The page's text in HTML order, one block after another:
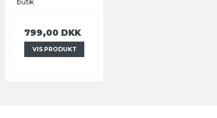
butik
799,00 DKK
VIS PRODUKT